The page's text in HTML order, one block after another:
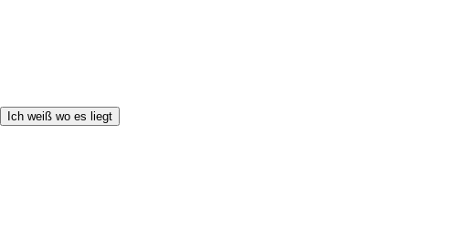
Ich weiß wo es liegt